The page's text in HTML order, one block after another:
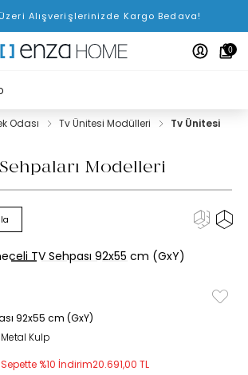
Alışverişlerinizde Kargo Bedava!
0
Odası Tv Ünitesi Modülleri
Tv Ünitesi
Modelleri
92x55 cm (GxY)
Kulp
Sepette %10 İndirim20.691,00 TL